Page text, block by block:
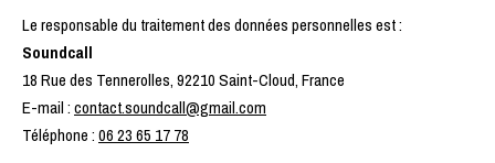
Le responsable du traitement des données personnelles est :
Soundcall
18 Rue des Tennerolles, 92210 Saint-Cloud, France
E-mail :contact.soundcall@gmail.com
Téléphone :06 23 65 17 78